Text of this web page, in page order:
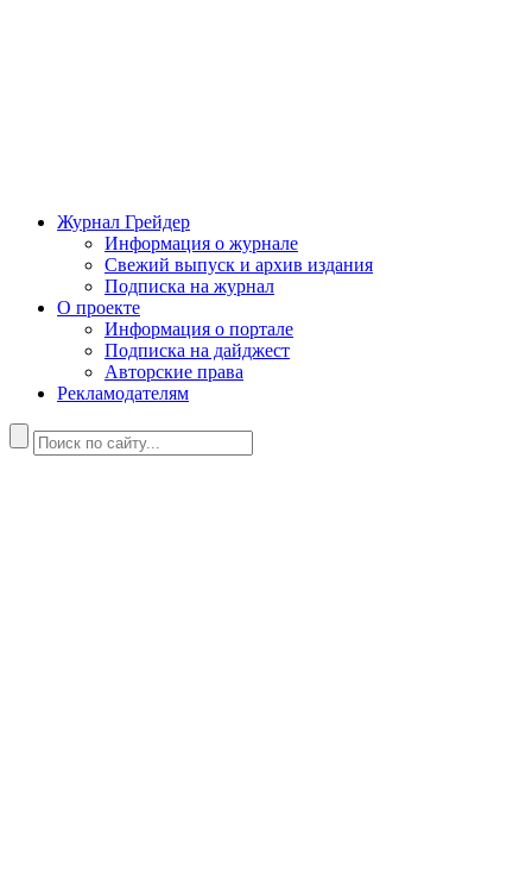
Журнал Грейдер
Информация о журнале
Свежий выпуск и архив издания
Подписка на журнал
О проекте
Информация о портале
Подписка на дайджест
Авторские права
Рекламодателям